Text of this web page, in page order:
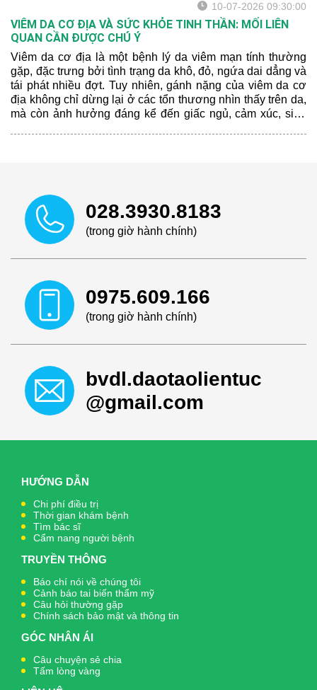
10-07-2026 09:30:00
VIÊM DA CƠ ĐỊA VÀ SỨC KHỎE TINH THẦN: MỐI LIÊN
QUAN CẦN ĐƯỢC CHÚ Ý
Viêm da cơ địa là một bệnh lý da viêm mạn tính thường
gặp, đặc trưng bởi tình trạng da khô, đỏ, ngứa dai dẳng và
tái phát nhiều đợt. Tuy nhiên, gánh nặng của viêm da cơ
địa không chỉ dừng lại ở các tổn thương nhìn thấy trên da,
mà còn ảnh hưởng đáng kể đến giấc ngủ, cảm xúc, sinh
028.3930.8183
(trong giờ hành chính)
0975.609.166
(trong giờ hành chính)
bvdl.daotaolientuc
@gmail.com
HƯỚNG DẪN
Chi phí điều trị
Thời gian khám bệnh
Tìm bác sĩ
Cẩm nang người bệnh
TRUYỀN THÔNG
Báo chí nói về chúng tôi
Cảnh báo tai biến thẩm mỹ
Câu hỏi thường gặp
Chính sách bảo mật và thông tin
GÓC NHÂN ÁI
Câu chuyện sẻ chia
Tấm lòng vàng